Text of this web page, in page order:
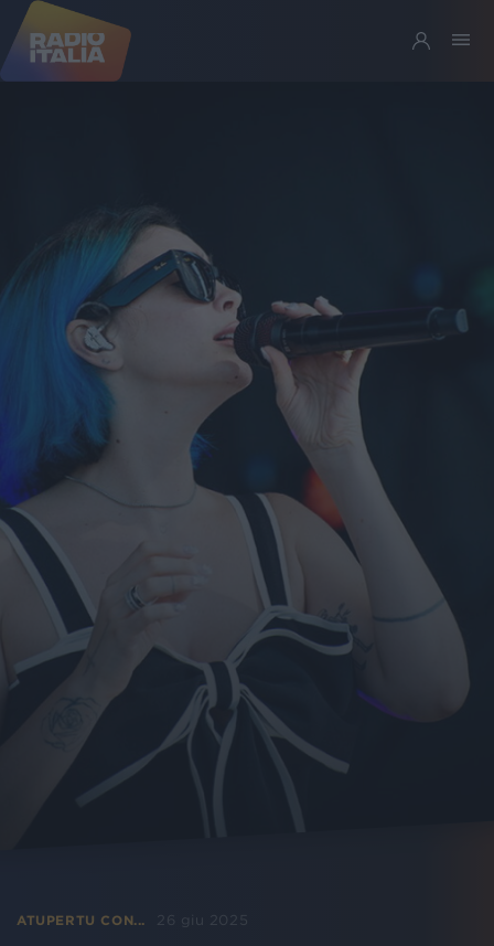
ATUPERTU CON... 26 giu 2025